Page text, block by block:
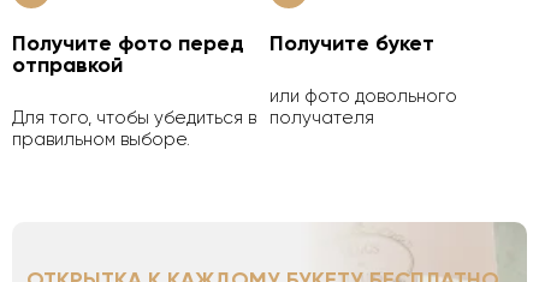
Получите фото перед
отправкой
Для того, чтобы убедиться в
правильном выборе.
Получите букет
или фото довольного
получателя